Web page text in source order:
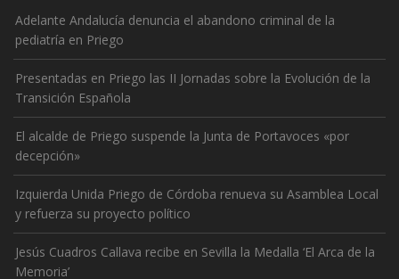
Adelante Andalucía denuncia el abandono criminal de la
pediatría en Priego
Presentadas en Priego las II Jornadas sobre la Evolución de la
Transición Española
El alcalde de Priego suspende la Junta de Portavoces «por
decepción»
Izquierda Unida Priego de Córdoba renueva su Asamblea Local
y refuerza su proyecto político
Jesús Cuadros Callava recibe en Sevilla la Medalla ‘El Arca de la
Memoria’